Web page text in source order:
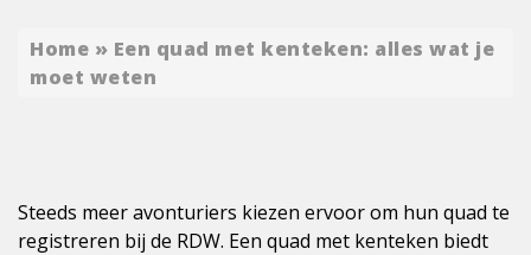
Home » Een quad met kenteken: alles wat je
moet weten
Steeds meer avonturiers kiezen ervoor om hun quad te
registreren bij de RDW. Een quad met kenteken biedt